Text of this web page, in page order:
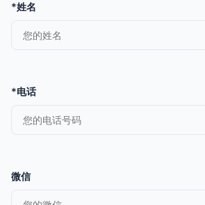
*姓名
*电话
微信